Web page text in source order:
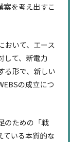
案を考え出すこ
おいて、エース
して、新電力
る形で、新しい
の成立につ
のための「戦
ている本質的な